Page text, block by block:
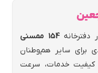
دفترخانه154 ممسني
برای سایر هم‌وطنان
کیفیت خدمات، سرعت